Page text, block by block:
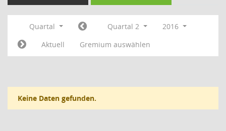
Quartal Quartal 2
2016
Aktuell
Gremium auswählen
Keine Daten gefunden.